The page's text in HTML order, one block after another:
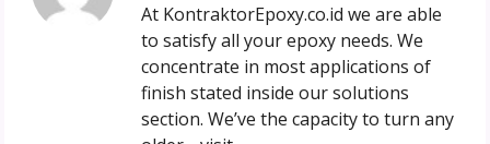
At KontraktorEpoxy.co.id we are able
to satisfy all your epoxy needs. We
concentrate in most applications of
finish stated inside our solutions
section. We’ve the capacity to turn any